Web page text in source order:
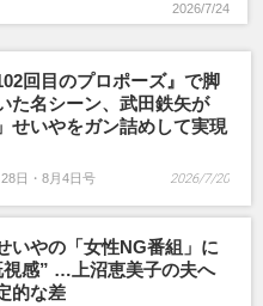
2026/7/24
回目のプロポーズ』で脚
た名シーン、武田鉄矢が
せいやをガン詰めして実現
日・8月4日号 2026/7/20
いやの「女性NG番組」に
視感” …上沼恵美子の夫へ
的な差